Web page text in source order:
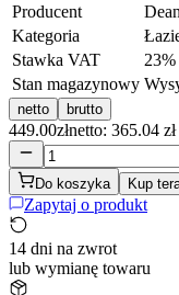
Producent
Kategoria
Stawka VAT
23%
Stan magazynowy
netto brutto
449.00złnetto: 365.04 zł
Do koszyka Kup
Zapytaj o produkt
14 dni na zwrot
lub wymianę towaru